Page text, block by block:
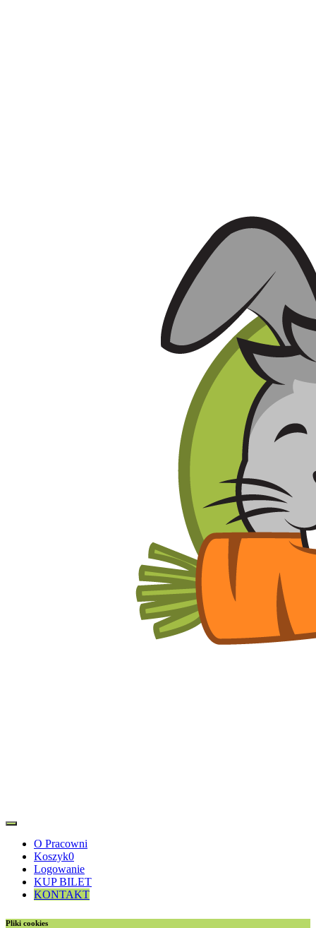
O Pracowni
Koszyk0
Logowanie
KUP BILET
KONTAKT
Pliki cookies